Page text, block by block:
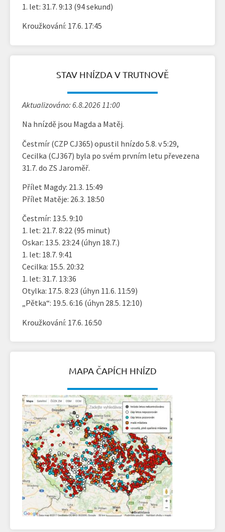
1. let: 31.7. 9:13 (94 sekund)
Kroužkování: 17.6. 17:45
STAV HNÍZDA V TRUTNOVĚ
Aktualizováno: 6.8.2026 11:00
Na hnízdě jsou Magda a Matěj.
Čestmír (CZP CJ365) opustil hnízdo 5.8. v 5:29,
Cecilka (CJ367) byla po svém prvním letu převezena
31.7. do ZS Jaroměř.
Přílet Magdy: 21.3. 15:49
Přílet Matěje: 26.3. 18:50
Čestmír: 13.5. 9:10
1. let: 21.7. 8:22 (95 minut)
Oskar: 13.5. 23:24 (úhyn 18.7.)
1. let: 18.7. 9:41
Cecilka: 15.5. 20:32
1. let: 31.7. 13:36
Otylka: 17.5. 8:23 (úhyn 11.6. 11:59)
„Pětka“: 19.5. 6:16 (úhyn 28.5. 12:10)
Kroužkování: 17.6. 16:50
MAPA ČAPÍCH HNÍZD